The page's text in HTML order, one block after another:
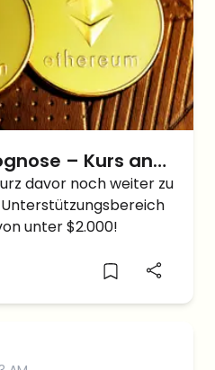
– Kurs an
– Bald bei
davor noch weiter zu
unter $2.000!